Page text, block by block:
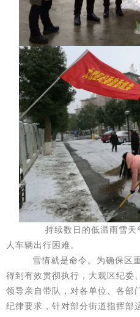
持续数日的低温雨雪
人车辆出行困难。
雪情就是命令。为确保区
得到有效贯彻执行，大观区纪委
领导亲自带队，对各单位、各部
纪律要求，针对部分街道指挥部